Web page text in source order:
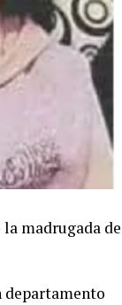
madrugada de
departamento